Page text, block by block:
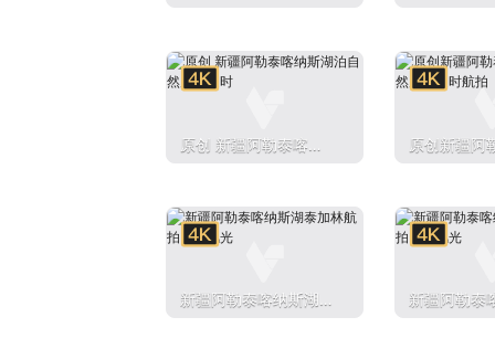
原创 新疆阿勒泰喀纳
原创新疆阿
新疆阿勒泰喀纳斯湖泰
新疆阿勒泰